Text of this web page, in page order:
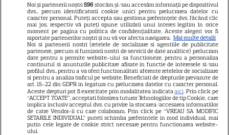
stat dacă-ți îngrijești părinții,
bunicii sau pe cineva vârstnic
din familie. Acum s-a decis!
Cum trebuie să procedezi
Jorge, revoltat după ce și-a
găsit apartamentul de la mare
devastat. Ce au lăsat în urmă
turiștii este strigător la Cer
Noi și partenerii noștri596 stocăm și/sau accesăm informații pe dispozitivul
dvs., precum identificatorii cookie unici pentru prelucrarea datelor cu
caracter personal. Puteți accepta sau gestiona preferințele dvs. făcând clic
mai jos, respectiv vă puteți opune utilizării unui interes legitim în orice
moment pe pagina cu politica de confidențialitate. Aceste alegeri vor fi
raportate partenerilor noștri și nu vă vor afecta navigarea. Mai multe detalii
Noi si partenerii nostri (retelele de socializare si agentiile de publicitate
partenere, precum si furnizorii nostri de servicii de date analitice) prelucram
date pentru a permite website-ului sa functioneze, pentru a personaliza
continutul si anunturile publicitare afisate in functie de interesele si/sau
profilul dvs., pentru a va oferi functionalitati aferente retelelor de socializare
si pentru a analiza traficul pe website. Beneficiati de drepturile prevazute de
art. 15-22 din GDPR in legatura cu prelucrarea datelor cu caracter personal.
Aceste drepturi pot fi exercitate prin modalitatea indicataaici. Prin click pe
“ACCEPT TOATE”, acceptati folosirea tuturor Tehnologiilor de tip Cookie, care
implica inclusiv acceptul dvs. cu privire la stocarea/accesarea informatiilor
de catre Vendor-ii cu care colaboram. Prin click pe “VREAU SA MODIFIC
SETARILE INDIVIDUAL” puteti schimba preferintele in mod individual, mai
putin cele legate de cookie strict necesare pentru functionarea website-
ului.